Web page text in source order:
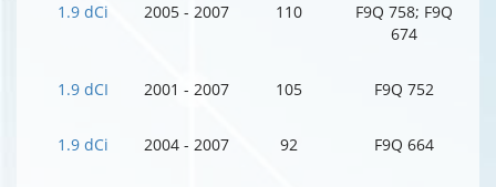
1.9 dCi 2005 - 2007 110
F9Q 758; F9Q
674
1.9 dCI 2001 - 2007 105 F9Q 752
1.9 dCi 2004 - 2007 92 F9Q 664